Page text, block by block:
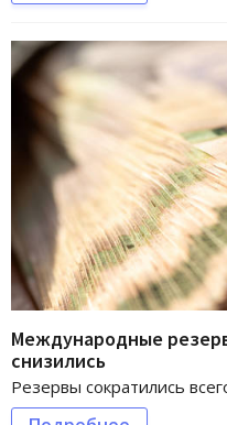
Международные
снизились
Резервы сократились